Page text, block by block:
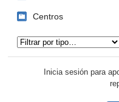
Centros
Inicia sesión para